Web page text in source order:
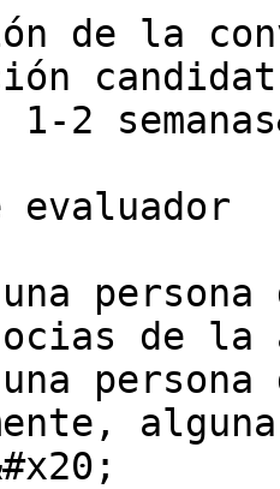
de la
2
evaluador
una
de la